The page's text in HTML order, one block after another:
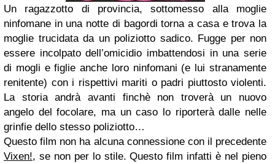
Un ragazzotto di provincia, sottomesso alla moglie
ninfomane in una notte di bagordi torna a casa e trova la
moglie trucidata da un poliziotto sadico. Fugge per non
essere incolpato dell’omicidio imbattendosi in una serie
di mogli e figlie anche loro ninfomani (e lui stranamente
renitente) con i rispettivi mariti o padri piuttosto violenti.
La storia andrà avanti finchè non troverà un nuovo
angelo del focolare, ma un caso lo riporterà dalle nelle
grinfie dello stesso poliziotto…
Questo film non ha alcuna connessione con il precedente
Vixen!, se non per lo stile. Questo film infatti è nel pieno